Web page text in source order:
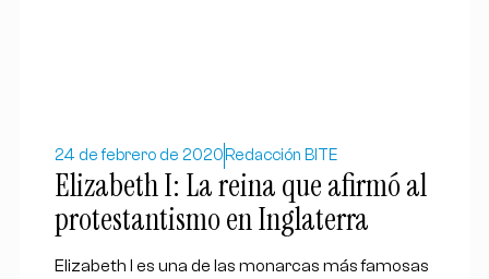
24 de febrero de 2020 Redacción BITE
Elizabeth I: La reina que afirmó al
protestantismo en Inglaterra
Elizabeth I es una de las monarcas más famosas